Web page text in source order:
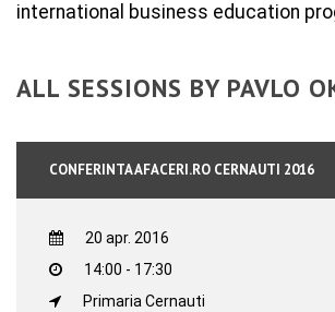
international business education
ALL SESSIONS BY PAVLO
CONFERINTA AFACERI.RO CERNAUTI 2016
20 apr. 2016
14:00 - 17:30
Primaria Cernauti